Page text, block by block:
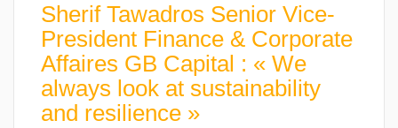
Sherif Tawadros Senior Vice-
President Finance & Corporate
Affaires GB Capital : « We
always look at sustainability
and resilience »